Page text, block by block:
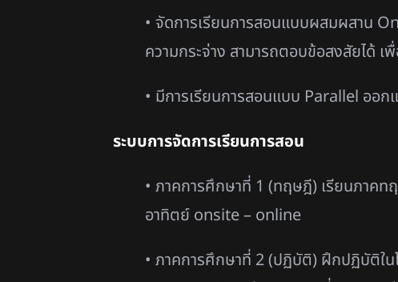
• จัดการเรียนการสอนแบบผสมผสาน
ความกระจ่าง สามารถตอบข้อสงสัยได้
• มีการเรียนการสอนแบบ Parallel ออ
ระบบการจัดการเรียนการสอน
• ภาคการศึกษาที่ 1 (ทฤษฎี) เรียนภาคท
อาทิตย์ onsite – online
• ภาคการศึกษาที่ 2 (ปฏิบัติ) ฝึกปฏิบัติใ